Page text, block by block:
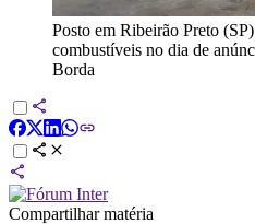
Posto em Ribeirão Preto
combustíveis no dia de
Borda
Compartilhar matéria